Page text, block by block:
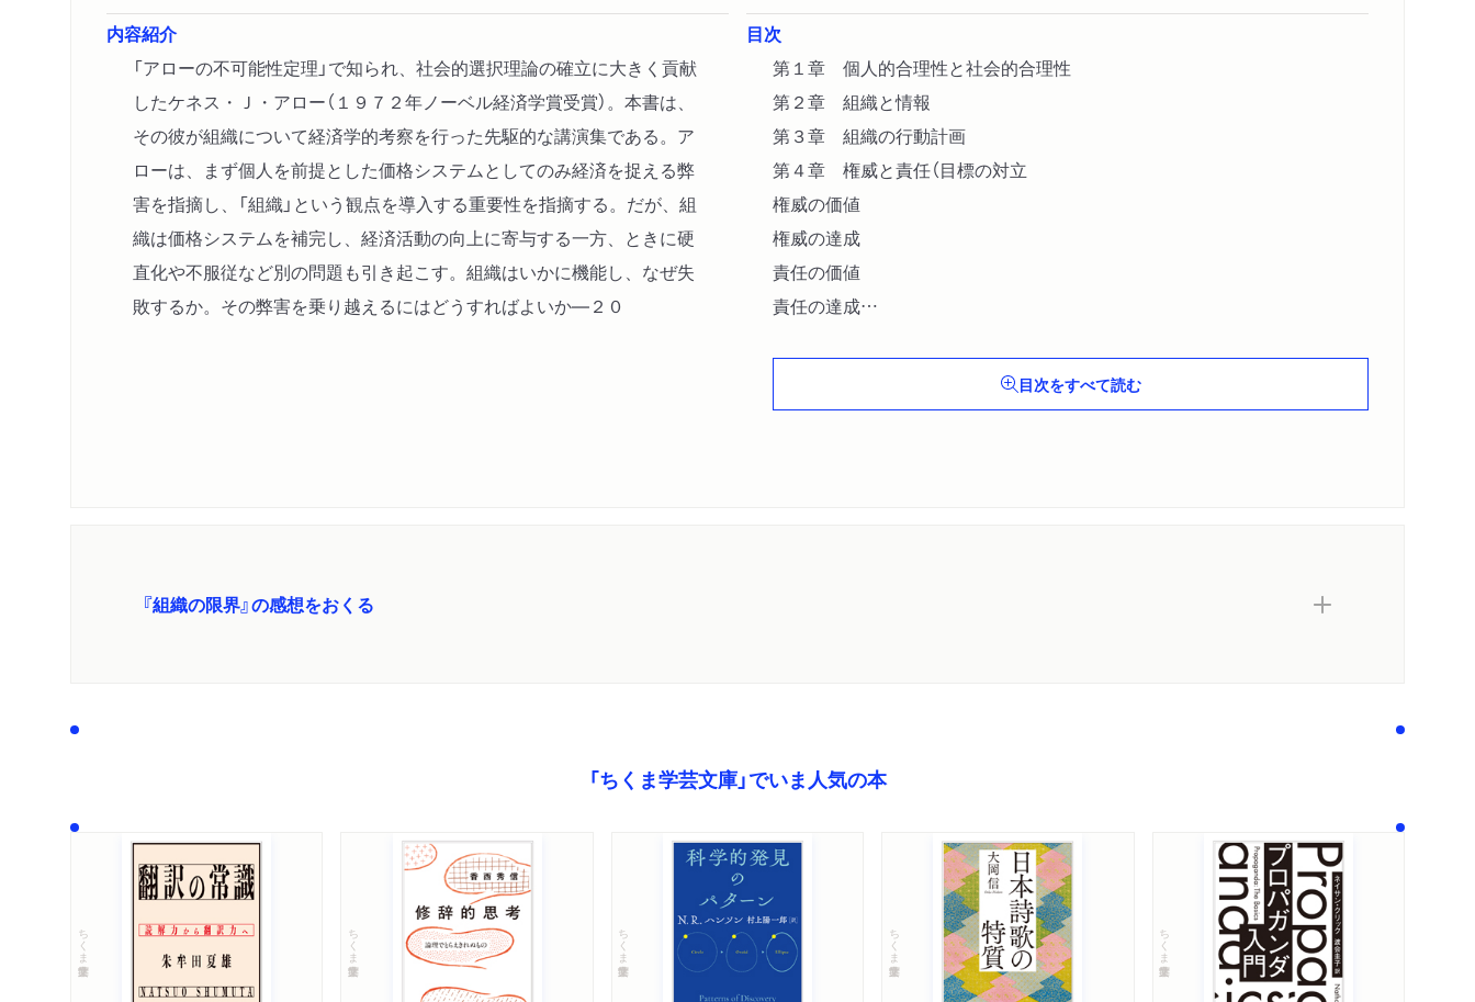
内容紹介
「アローの不可能性定理」で知られ、社会的選択理論の確立に大きく貢献
したケネス・Ｊ・アロー（１９７２年ノーベル経済学賞受賞）。本書は、
その彼が組織について経済学的考察を行った先駆的な講演集である。ア
ローは、まず個人を前提とした価格システムとしてのみ経済を捉える弊
害を指摘し、「組織」という観点を導入する重要性を指摘する。だが、組
織は価格システムを補完し、経済活動の向上に寄与する一方、ときに硬
直化や不服従など別の問題も引き起こす。組織はいかに機能し、なぜ失
敗するか。その弊害を乗り越えるにはどうすればよいか―２０
目次
第１章 個人的合理性と社会的合理性
第２章 組織と情報
第３章 組織の行動計画
第４章 権威と責任（目標の対立
権威の価値
権威の達成
責任の価値
責任の達成
目次をすべて読む
『組織の限界』の感想をおくる
「ちくま学芸文庫」でいま人気の本
ちくま学芸文庫 ちくま学芸文庫 ちくま学芸文庫 ちくま学芸文庫 ちくま学芸文庫